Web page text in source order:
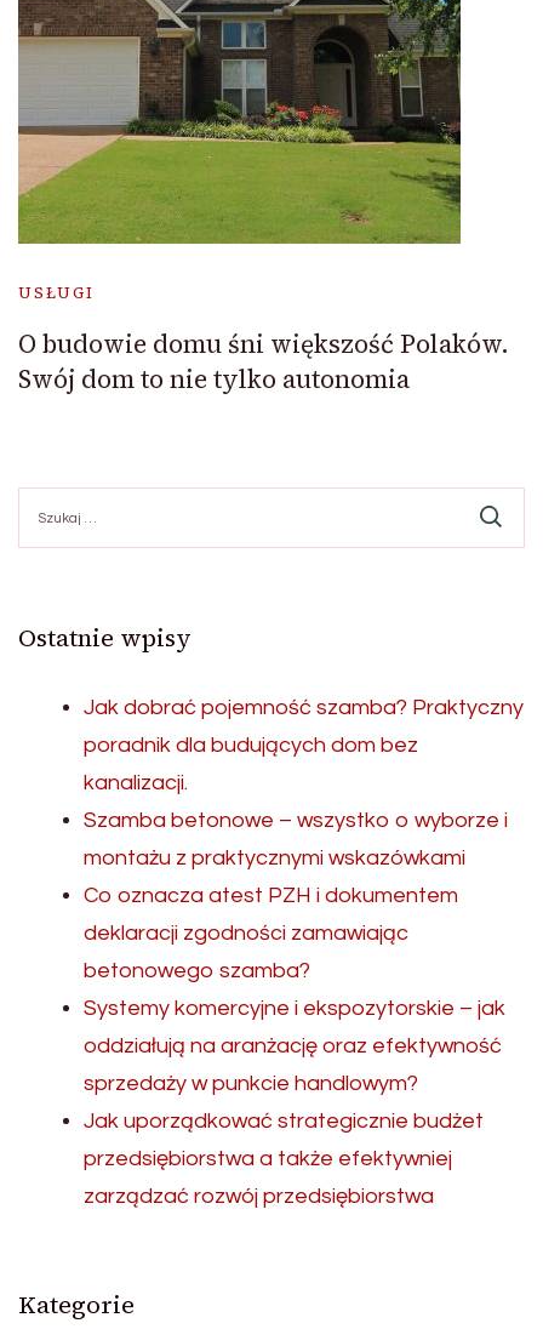
USŁUGI
O budowie domu śni większość Polaków.
Swój dom to nie tylko autonomia
Ostatnie wpisy
Jak dobrać pojemność szamba? Praktyczny
poradnik dla budujących dom bez
kanalizacji.
Szamba betonowe – wszystko o wyborze i
montażu z praktycznymi wskazówkami
Co oznacza atest PZH i dokumentem
deklaracji zgodności zamawiając
betonowego szamba?
Systemy komercyjne i ekspozytorskie – jak
oddziałują na aranżację oraz efektywność
sprzedaży w punkcie handlowym?
Jak uporządkować strategicznie budżet
przedsiębiorstwa a także efektywniej
zarządzać rozwój przedsiębiorstwa
Kategorie